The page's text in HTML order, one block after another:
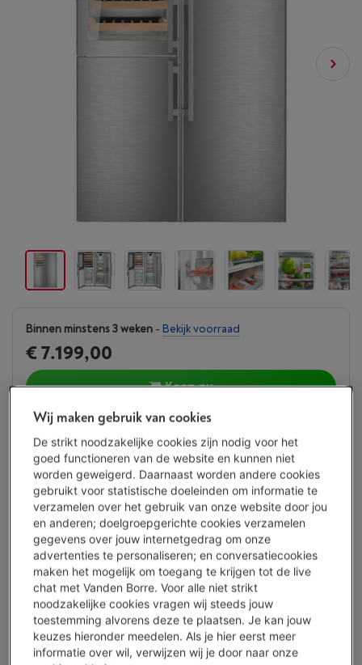
Binnen minstens 3 weken - Bekijk voorraad
€ 7.199,00
Koop nu
Vanden Borre Life Groot elektro
€ 14,99/ maand
Verleng de levensduur van je toestellen met één abonnement
Dit product wordt15 jaarna aankoop gedekt.
Meer info
Troeven
Met plaats voor 44 flessen wijn
Wij maken gebruik van cookies
De strikt noodzakelijke cookies zijn nodig voor het
goed functioneren van de website en kunnen niet
worden geweigerd. Daarnaast worden andere cookies
gebruikt voor statistische doeleinden om informatie te
verzamelen over het gebruik van onze website door jou
en anderen; doelgroepgerichte cookies verzamelen
gegevens over jouw internetgedrag om onze
advertenties te personaliseren; en conversatiecookies
maken het mogelijk om toegang te krijgen tot de live
chat met Vanden Borre. Voor alle niet strikt
noodzakelijke cookies vragen wij steeds jouw
toestemming alvorens deze te plaatsen. Je kan jouw
keuzes hieronder meedelen. Als je hier eerst meer
informatie over wil, verwijzen wij je door naar onze